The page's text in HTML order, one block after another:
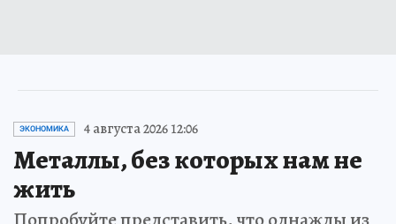
ЭКОНОМИКА 4 августа 2026 12:06
Металлы, без которых нам не
жить